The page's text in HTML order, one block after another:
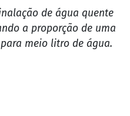
de água quente
a proporção de uma
meio litro de água.